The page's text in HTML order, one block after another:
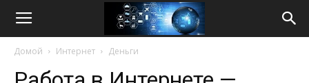
Life
Домой Интернет Деньги